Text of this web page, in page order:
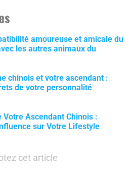
amoureuse et amicale du
les autres animaux du
chinois et votre ascendant :
de votre personnalité
Votre Ascendant Chinois :
sur Votre Lifestyle
cet article